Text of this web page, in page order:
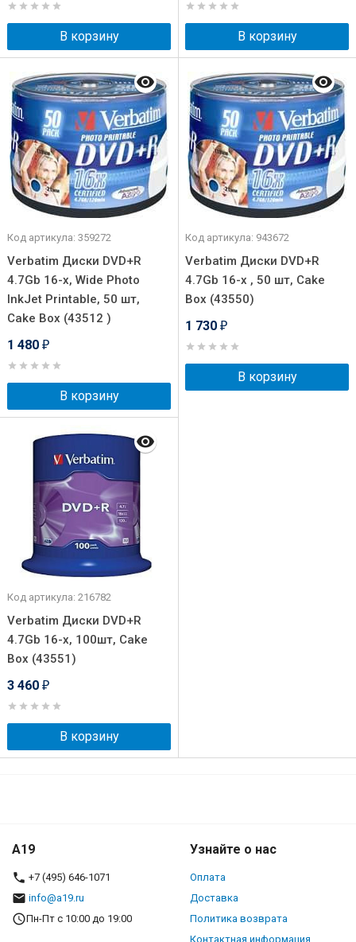
В корзину В корзину
Код артикула: 359272
Verbatim Диски DVD+R
4.7Gb 16-х, Wide Photo
InkJet Printable, 50 шт,
Cake Box (43512 )
1 480 ₽
В корзину
Код артикула: 943672
Verbatim Диски DVD+R
4.7Gb 16-х , 50 шт, Cake
Box (43550)
1 730 ₽
В корзину
Код артикула: 216782
Verbatim Диски DVD+R
4.7Gb 16-х, 100шт, Cake
Box (43551)
3 460 ₽
В корзину
A19
+7 (495) 646-1071
info@a19.ru
Пн-Пт с 10:00 до 19:00
Узнайте о нас
Оплата
Доставка
Политика возврата
Контактная информация